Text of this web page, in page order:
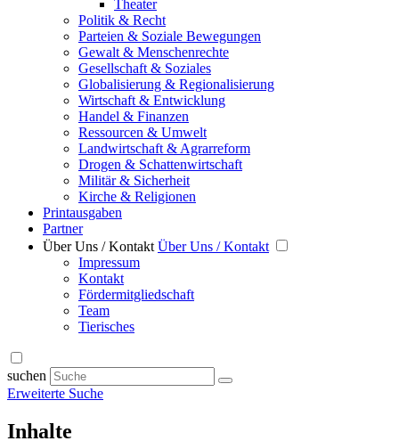
Theater
Politik & Recht
Parteien & Soziale Bewegungen
Gewalt & Menschenrechte
Gesellschaft & Soziales
Globalisierung & Regionalisierung
Wirtschaft & Entwicklung
Handel & Finanzen
Ressourcen & Umwelt
Landwirtschaft & Agrarreform
Drogen & Schattenwirtschaft
Militär & Sicherheit
Kirche & Religionen
Printausgaben
Partner
Über Uns / Kontakt Über Uns / Kontakt
Impressum
Kontakt
Fördermitgliedschaft
Team
Tierisches
suchen
Erweiterte Suche
Inhalte